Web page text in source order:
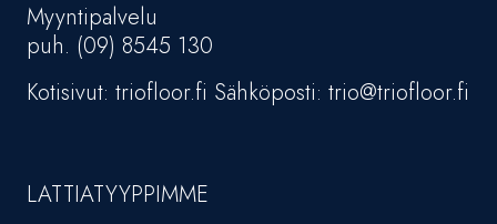
Myyntipalvelu
puh. (09) 8545 130
Kotisivut: triofloor.fi Sähköposti: trio@triofloor.fi
LATTIATYYPPIMME